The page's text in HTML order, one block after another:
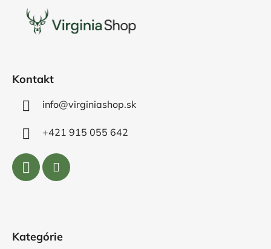
Kontakt
info@virginiashop.sk
+421 915 055 642
Kategórie